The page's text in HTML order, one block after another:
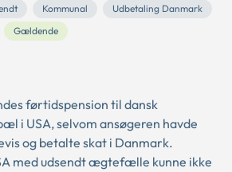
Kommunal
Udbetaling Danmark
Gældende
førtidspension til dansk
i USA, selvom ansøgeren havde
og betalte skat i Danmark.
med udsendt ægtefælle kunne ikke